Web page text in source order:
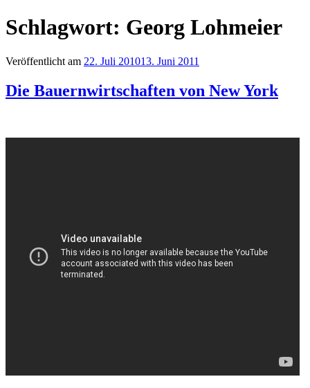
Schlagwort: Georg Lohmeier
Veröffentlicht am 22. Juli 201013. Juni 2011
Die Bauernwirtschaften von New York